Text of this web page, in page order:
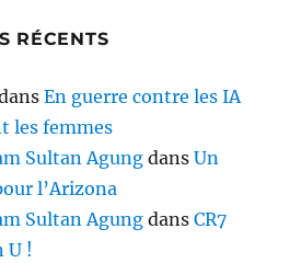
RÉCENTS
En guerre contre les IA
les femmes
Sultan Agung dansUn
l’Arizona
Sultan Agung dansCR7
U !